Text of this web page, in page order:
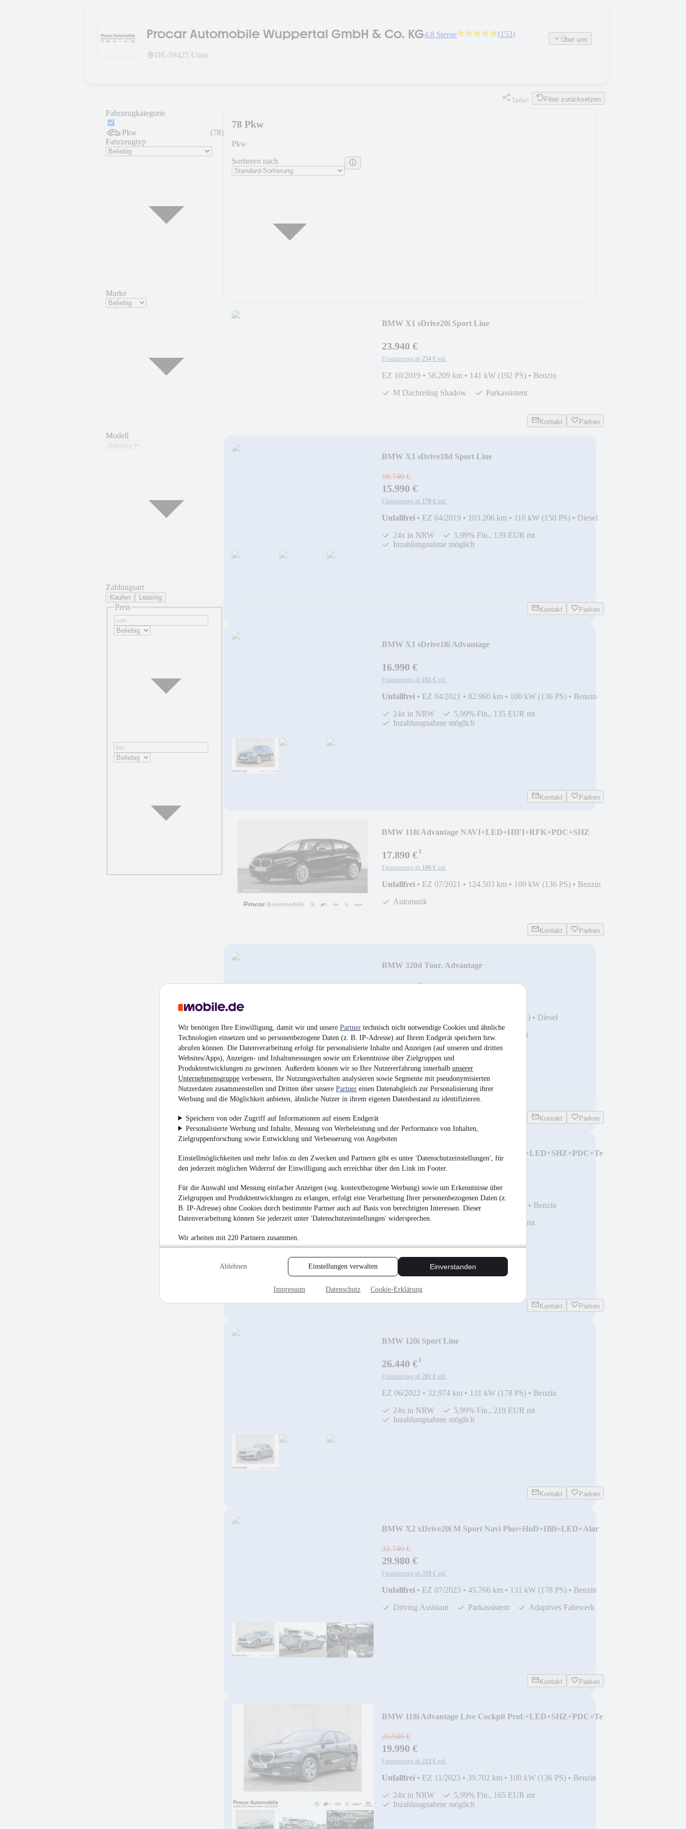
Wir benötigen Ihre Einwilligung, damit wir und unsere Partner technisch nicht notwendige Cookies und ähnliche
Technologien einsetzen und so personenbezogene Daten (z. B. IP-Adresse) auf Ihrem Endgerät speichern bzw.
abrufen können. Die Datenverarbeitung erfolgt für personalisierte Inhalte und Anzeigen (auf unseren und dritten
Websites/Apps), Anzeigen- und Inhaltsmessungen sowie um Erkenntnisse über Zielgruppen und
Produktentwicklungen zu gewinnen. Außerdem können wir so Ihre Nutzererfahrung innerhalb unserer
Unternehmensgruppe verbessern, Ihr Nutzungsverhalten analysieren sowie Segmente mit pseudonymisierten
Nutzerdaten zusammenstellen und Dritten über unsere Partner einen Datenabgleich zur Personalisierung ihrer
Werbung und die Möglichkeit anbieten, ähnliche Nutzer in ihrem eigenen Datenbestand zu identifizieren.
Speichern von oder Zugriff auf Informationen auf einem Endgerät
Personalisierte Werbung und Inhalte, Messung von Werbeleistung und der Performance von Inhalten,
Zielgruppenforschung sowie Entwicklung und Verbesserung von Angeboten
Einstellmöglichkeiten und mehr Infos zu den Zwecken und Partnern gibt es unter 'Datenschutzeinstellungen', für
den jederzeit möglichen Widerruf der Einwilligung auch erreichbar über den Link im Footer.
Für die Auswahl und Messung einfacher Anzeigen (sog. kontextbezogene Werbung) sowie um Erkenntnisse über
Zielgruppen und Produktentwicklungen zu erlangen, erfolgt eine Verarbeitung Ihrer personenbezogenen Daten (z.
B. IP-Adresse) ohne Cookies durch bestimmte Partner auch auf Basis von berechtigten Interessen. Dieser
Datenverarbeitung können Sie jederzeit unter 'Datenschutzeinstellungen' widersprechen.
Wir arbeiten mit 220 Partnern zusammen.
Ablehnen Einstellungen verwalten Einverstanden
Impressum Datenschutz Cookie-Erklärung
Procar Automobile Wuppertal GmbH & Co. KG4.8 Sterne (153)
DE-59425 Unna
Über uns
Teilen Filter zurücksetzen
Fahrzeugkategorie
Pkw (78)
Fahrzeugtyp
Marke
Modell
Zahlungsart
Kaufen Leasing
Preis
78 Pkw
Pkw
Sortieren nach
BMW X1 sDrive20i Sport Line
23.940 €
Finanzierung ab 254 € mtl.
EZ 10/2019 • 58.209 km • 141 kW (192 PS) • Benzin
M Dachreling Shadow
Parkassistent
Kontakt Parken
BMW X1 sDrive18d Sport Line
18.740 €
15.990 €
Finanzierung ab 170 € mtl.
Unfallfrei • EZ 04/2019 • 103.206 km • 110 kW (150 PS) • Diesel
24x in NRW
5,99% Fin., 139 EUR mt
Inzahlungnahme möglich
Kontakt Parken
BMW X1 sDrive18i Advantage
16.990 €
Finanzierung ab 181 € mtl.
Unfallfrei • EZ 04/2021 • 82.960 km • 100 kW (136 PS) • Benzin
24x in NRW
5,99% Fin., 135 EUR mt
Inzahlungnahme möglich
Kontakt Parken
BMW 118i Advantage NAVI+LED+HIFI+RFK+PDC+SHZ
17.890 €¹
Finanzierung ab 186 € mtl.
Unfallfrei • EZ 07/2021 • 124.503 km • 100 kW (136 PS) • Benzin
Automatik
Kontakt Parken
BMW 320d Tour. Advantage
26.440 €¹
140 kW (190 PS) • Diesel
Live Cockpit Prof.
Driving Assistent
Kontakt Parken
BMW 118i Advantage Live Cockpit Prof.+LED+SHZ+PDC+Te
¹
Finanzierung ab 233 € mtl.
EZ 07/2022• 34.354 km •100 kW (136 PS) • Benzin
24x in NRW
5,99% Fin., 179 EUR mt
Kontakt Parken
BMW 120i Sport Line
26.440 €¹
Finanzierung ab 281 € mtl.
EZ 06/2022 • 32.974 km • 131 kW (178 PS) • Benzin
24x in NRW
5,99% Fin., 219 EUR mt
Inzahlungnahme möglich
Kontakt Parken
BMW X2 xDrive20i M Sport Navi Plus+HuD+Hifi+LED+Alar
32.740 €
29.980 €
Finanzierung ab 318 € mtl.
Unfallfrei • EZ 07/2023 • 45.766 km • 131 kW (178 PS) • Benzin
Driving Assistant
Parkassistent Adaptives Fahrwerk
Kontakt Parken
BMW 118i Advantage Live Cockpit Prof.+LED+SHZ+PDC+Te
20.940 €
19.990 €
Finanzierung ab 212 € mtl.
Unfallfrei • EZ 11/2023 • 39.702 km • 100 kW (136 PS) • Benzin
24x in NRW
5,99% Fin., 165 EUR mt
Inzahlungnahme möglich